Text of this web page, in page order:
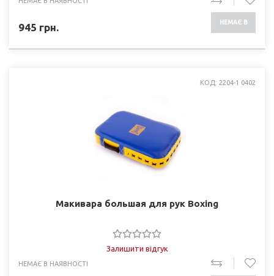
945 грн. НЕМАЄ В
КОД: 2204-1 0402
Макивара большая для рук Boxing
Залишити відгук
НЕМАЄ В НАЯВНОСТІ